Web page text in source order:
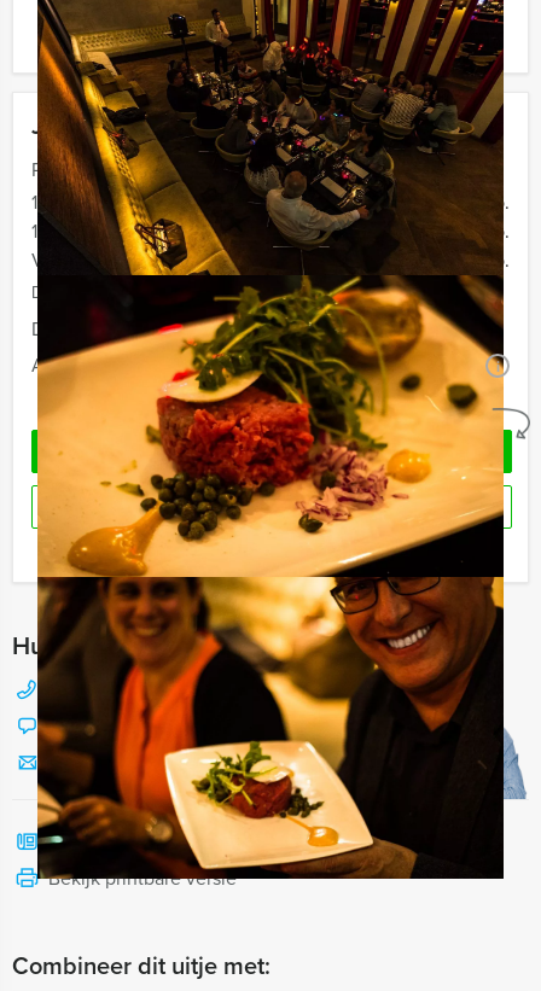
Jouw uitje
Prijs :
12 - 15 personen
€ 72,50 p.p.
16 - 29 personen
€ 67,50 p.p.
Vanaf 30 personen
€ 64,50 p.p.
De prijzen zijn exclusief BTW
Duur:
4 uur en 30 minuten
Aantal:
Minimaal 12 personen i
Geheel vrijblijvend
OFFERTE AANVRAGEN
RESERVEREN
Ik heb een vraag over dit uitje
Hulp nodig bij het kiezen?
088 428 81 17
Chat met Jeroen
Stuur ons een mailtje
Bel mij terug
Bekijk printbare versie
ook gewoon voor minder personen boeken!
Combineer dit uitje met: